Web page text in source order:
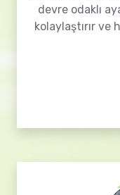
devre odaklı
kolaylaştırır ve